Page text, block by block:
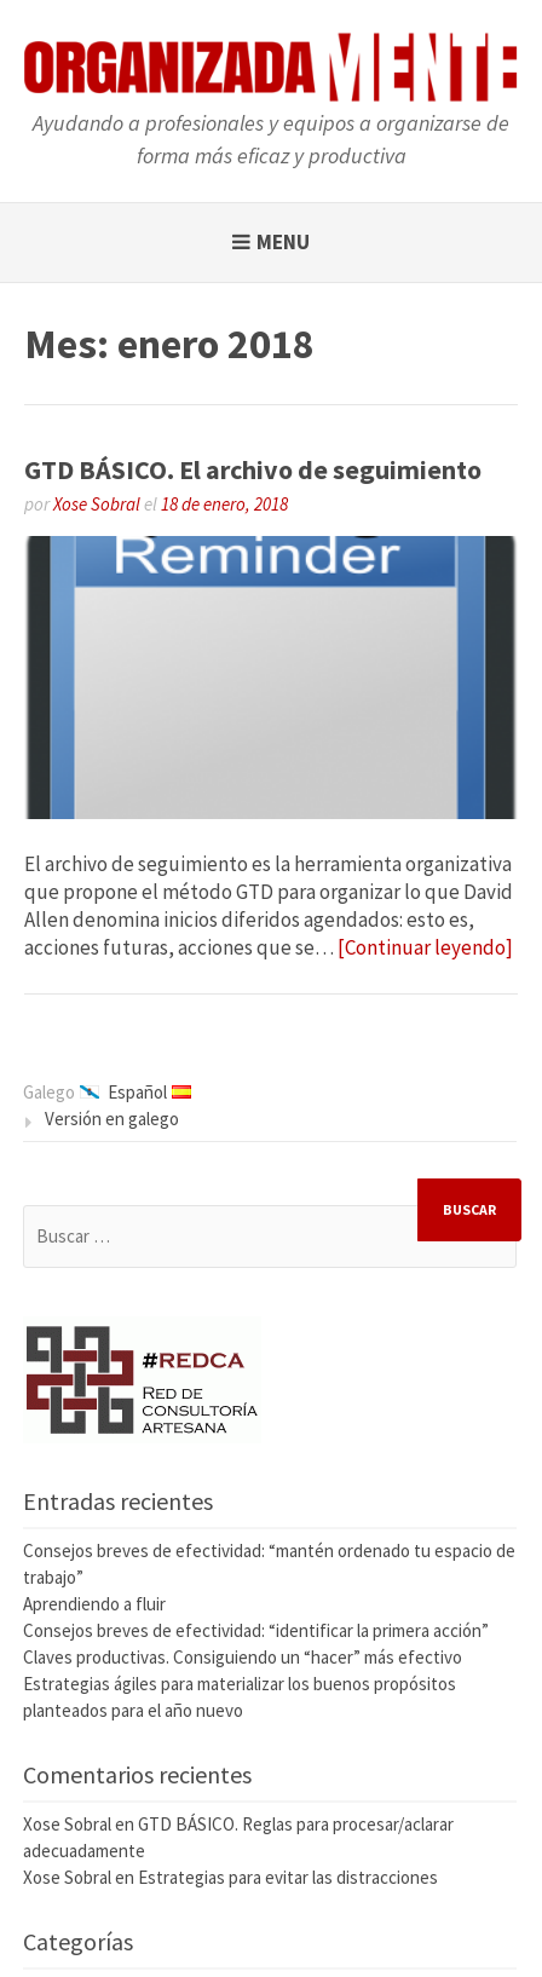
Ayudando a profesionales y equipos a organizarse de
forma más eficaz y productiva
MENU
Mes: enero 2018
GTD BÁSICO. El archivo de seguimiento
porXose Sobralel18 de enero, 2018
El archivo de seguimiento es la herramienta organizativa
que propone el método GTD para organizar lo que David
Allen denomina inicios diferidos agendados: esto es,
acciones futuras, acciones que se… [Continuar leyendo]
Galego
Español
Versión en galego
Entradas recientes
Consejos breves de efectividad: “mantén ordenado tu espacio de
trabajo”
Aprendiendo a fluir
Consejos breves de efectividad: “identificar la primera acción”
Claves productivas. Consiguiendo un “hacer” más efectivo
Estrategias ágiles para materializar los buenos propósitos
planteados para el año nuevo
Comentarios recientes
Xose Sobralen GTD BÁSICO. Reglas para procesar/aclarar
adecuadamente
Xose Sobralen Estrategias para evitar las distracciones
Categorías